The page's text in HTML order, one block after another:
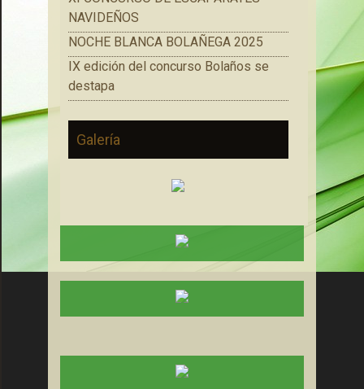
NAVIDEÑOS
NOCHE BLANCA BOLAÑEGA 2025
IX edición del concurso Bolaños se
destapa
Galería